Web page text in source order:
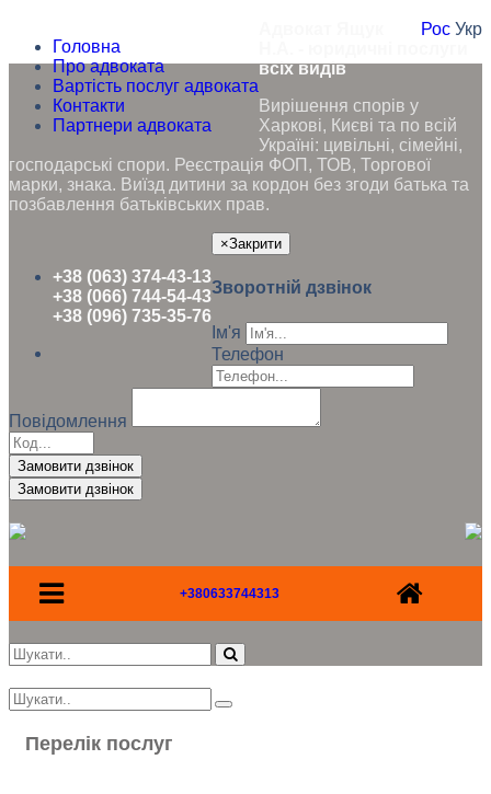
Головна
Про адвоката
Вартість послуг адвоката
Контакти
Партнери адвоката
Рос Укр
всіх видів
Вирішення спорів у
Харкові, Києві та по всій
Україні: цивільні, сімейні,
господарські спори. Реєстрація ФОП, ТОВ, Торгової
марки, знака. Виїзд дитини за кордон без згоди батька та
позбавлення батьківських прав.
+38 (063) 374-43-13
+38 (066) 744-54-43
+38 (096) 735-35-76
×Закрити
Зворотній дзвінок
Ім'я
Телефон
Повідомлення
Замовити дзвінок
+380633744313
Перелік послуг